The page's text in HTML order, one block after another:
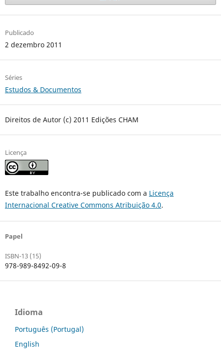
Publicado
2 dezembro 2011
Séries
Estudos & Documentos
Direitos de Autor (c) 2011 Edições CHAM
Licença
Este trabalho encontra-se publicado com a Licença
Internacional Creative Commons Atribuição 4.0.
Papel
ISBN-13 (15)
978-989-8492-09-8
Idioma
Português (Portugal)
English